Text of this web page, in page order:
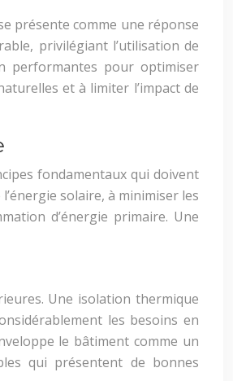
présente comme une réponse
privilégiant l’utilisation de
performantes pour optimiser
et à limiter l’impact de
fondamentaux qui doivent
solaire, à minimiser les
d’énergie primaire. Une
Une isolation thermique
les besoins en
le bâtiment comme un
qui présentent de bonnes